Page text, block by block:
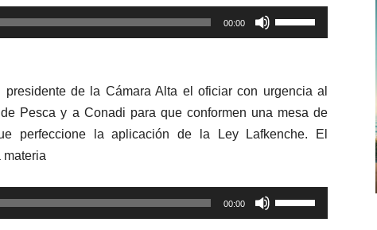
00:00
las
flecha
arriba/abajo
para
disminuir
el
de la Cámara Alta el oficiar con urgencia al
Pesca y a Conadi para que conformen una mesa de
perfeccione la aplicación de la Ley Lafkenche. El
materia
00:00
las